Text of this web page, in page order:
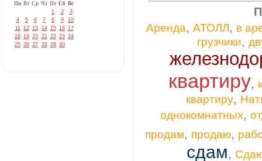
Пн Вт Ср Чт Пт Сб Вс
1
2
3
4
5 6 7 8 9
10
11 12 13 14 15 16 17
18 19 20 21 22 23 24
25 26 27 28 29 30
Аренда, АТОЛЛ, в
грузчики,
квартиру,
квартиру,
однокомнатных,
продам, продаю,
сдам,